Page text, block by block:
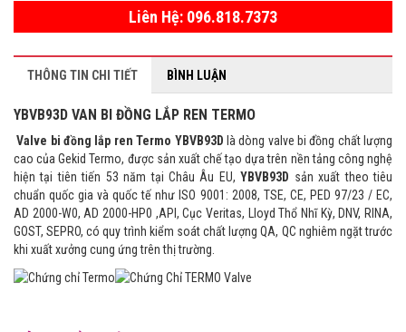
Liên Hệ: 096.818.7373
THÔNG TIN CHI TIẾT BÌNH LUẬN
YBVB93D VAN BI ĐỒNG LẮP REN TERMO
Valve bi đồng lắp ren Termo YBVB93D là dòng valve bi đồng chất lượng
cao của Gekid Termo, được sản xuất chế tạo dựa trên nền tảng công nghệ
hiện tại tiên tiến 53 năm tại Châu Âu EU,YBVB93D sản xuất theo tiêu
chuẩn quốc gia và quốc tế như ISO 9001: 2008, TSE, CE, PED 97/23 / EC,
AD 2000-W0, AD 2000-HP0 ,API, Cục Veritas, Lloyd Thổ Nhĩ Kỳ, DNV, RINA,
GOST, SEPRO, có quy trình kiểm soát chất lượng QA, QC nghiêm ngặt trước
khi xuất xưởng cung ứng trên thị trường.